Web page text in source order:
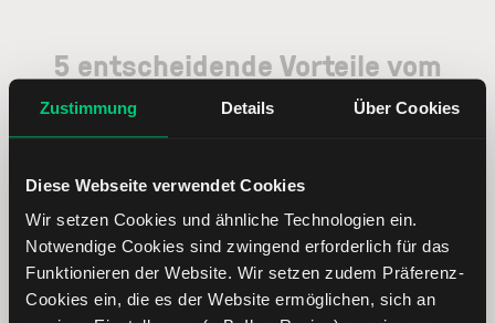
Zustimmung Details Über Cookies
Diese Webseite verwendet Cookies
Wir setzen Cookies und ähnliche Technologien ein.
Notwendige Cookies sind zwingend erforderlich für das
Funktionieren der Website. Wir setzen zudem Präferenz-
Cookies ein, die es der Website ermöglichen, sich an
5 entscheidende Vorteile vom
Online Broker LYNX
Weltweites Handeln